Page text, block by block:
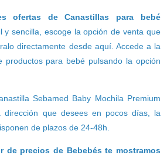
ofertas de Canastillas para bebé
y sencilla, escoge la opción de venta que
directamente desde aquí. Accede a la
productos para bebé pulsando la opción
Sebamed Baby Mochila Premium
que desees en pocos días, la
de plazos de 24-48h.
de precios de Bebebés te mostramos